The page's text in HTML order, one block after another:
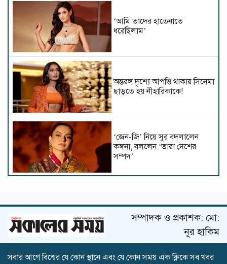
‘আমি তাদের হাতেনাতে
ধরেছিলাম’
অন্তরঙ্গ দৃশ্যে আপত্তি থাকায় সিনেমা
ছাড়তে হয় নীহারিকাকে!
‘জেন-জি’ নিয়ে সুর বদলালেন
কঙ্গনা, বললেন ‘তারা দেশের
সম্পদ’
আট বছর পর সিনেমায় প্রীতি
কাঁধখোলা গাউনে নজর কাড়লেন
সম্পাদক ও প্রকাশক: মো:
নূর হাকিম
সবার আগে বিশ্বের যে কোন স্থানে এবং যে কোন সময় এক ক্লিকে সব খবর